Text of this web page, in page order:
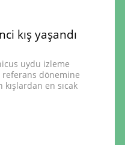
kış yaşandı
uydu izleme
referans dönemine
kışlardan en sıcak